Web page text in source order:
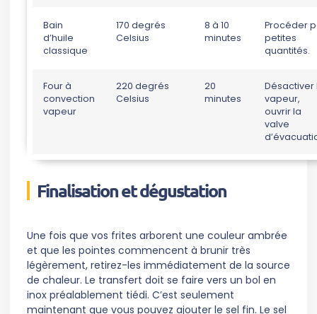
Bain
d’huile
classique
170 degrés
Celsius
8 à 10
minutes
Procéder
petites
quantités.
Four à
convection
vapeur
220 degrés
Celsius
20
minutes
Désactiver
vapeur,
ouvrir la
valve
Finalisation et dégustation
Une fois que vos frites arborent une couleur ambrée
et que les pointes commencent à brunir très
légèrement, retirez-les immédiatement de la source
de chaleur. Le transfert doit se faire vers un bol en
inox préalablement tiédi. C’est seulement
maintenant que vous pouvez ajouter le sel fin. Le sel